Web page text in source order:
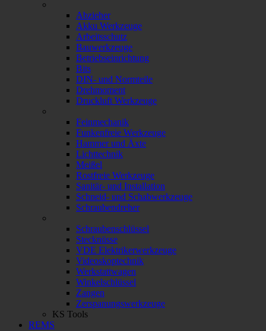
Abzieher
Akku Werkzeuge
Arbeitsschutz
Bauwerkzeuge
Betriebseinrichtung
Bits
DIN- und Normteile
Drehmoment
Druckluft Werkzeuge
Feinmechanik
Funkenfreie Werkzeuge
Hammer und Äxte
Lichttechnik
Meißel
Rostfreie Werkzeuge
Sanitär- und Installation
Schneid- und Schabwerkzeuge
Schraubendreher
Schraubenschlüssel
Stecknüsse
VDE Elektrikerwerkzeuge
Videoskoptechnik
Werkstattwagen
Winkelschlüssel
Zangen
Zerspanungswerkzeuge
KS Tools
REMS